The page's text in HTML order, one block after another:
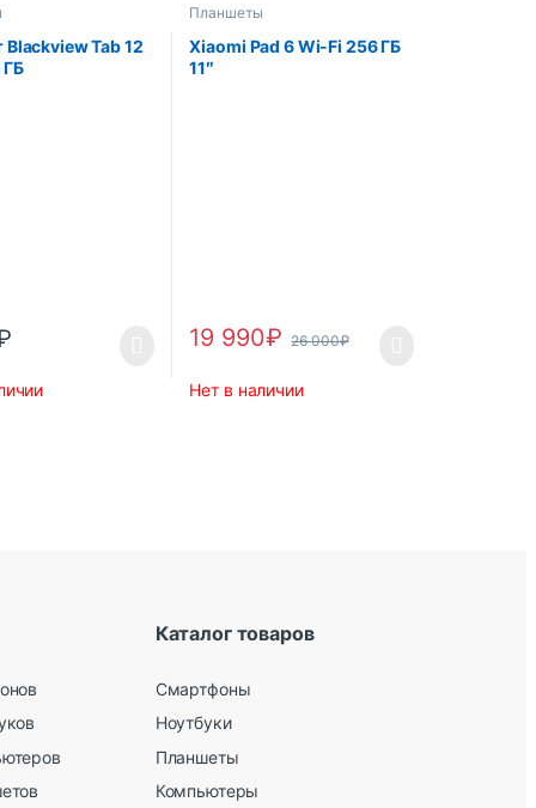
Tab 12
ГБ
Планшеты
Xiaomi Pad 6 Wi-Fi 256 ГБ
11″
19 990₽ 26 000₽
Нет в наличии
Каталог товаров
Смартфоны
Ноутбуки
Планшеты
Компьютеры